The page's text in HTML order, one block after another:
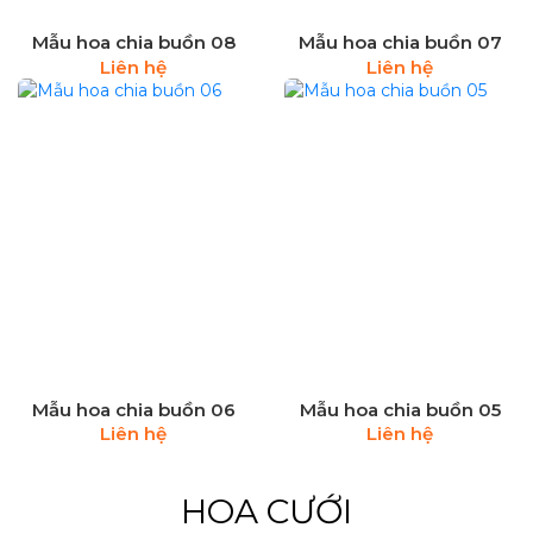
Mẫu hoa chia buồn 08
Liên hệ
Mẫu hoa chia buồn 07
Liên hệ
Mẫu hoa chia buồn 06
Liên hệ
Mẫu hoa chia buồn 05
Liên hệ
HOA CƯỚI